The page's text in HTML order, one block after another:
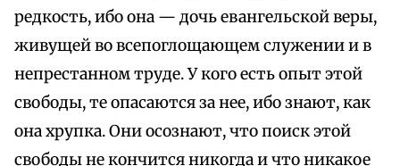
редкость, ибо она — дочь евангельской веры,
живущей во всепоглощающем служении и в
непрестанном труде. У кого есть опыт этой
свободы, те опасаются за нее, ибо знают, как
она хрупка. Они осознают, что поиск этой
свободы не кончится никогда и что никакое